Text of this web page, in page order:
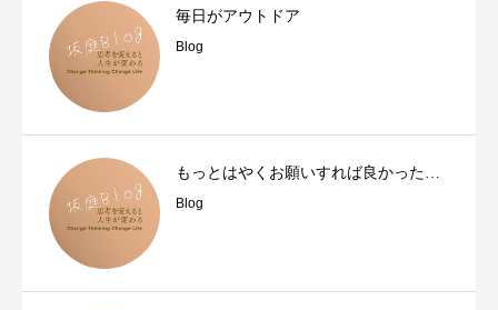
毎日がアウトドア
Blog
もっとはやくお願いすれば良かった…
Blog